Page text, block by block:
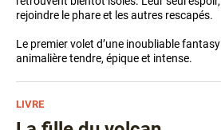
rejoindre le phare et les autres rescapés.
Le premier volet d’une inoubliable fantasy
animalière tendre, épique et intense.
LIVRE